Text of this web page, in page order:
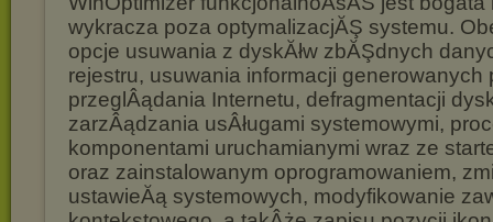
wykracza poza optymalizacjĂŞ systemu.
opcje usuwania z dyskĂłw zbĂŞdnych
rejestru, usuwania informacji generowanych
przeglÂądania Internetu, defragmentacji
zarzÂądzania usÂługami systemowymi,
komponentami uruchamianymi wraz ze
oraz zainstalowanym oprogramowaniem,
ustawieĂą systemowych, modyfikowanie